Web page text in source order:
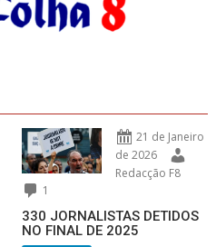
21 de Janeiro
de 2026
Redacção F8
1
330 JORNALISTAS DETIDOS
NO FINAL DE 2025